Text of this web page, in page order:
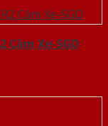
Căm Xe-SGD